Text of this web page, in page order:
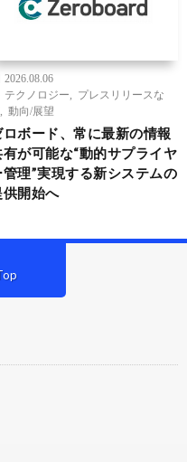
2026.08.06
テクノロジー
プレスリリースな
動向/展望
ロボード、常に最新の情報
有が可能な“動的サプライヤ
管理”実現する新システムの
供開始へ